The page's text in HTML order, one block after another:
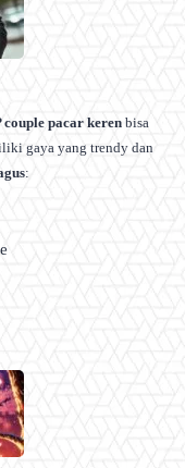
couple pacar keren bisa
gaya yang trendy dan
: